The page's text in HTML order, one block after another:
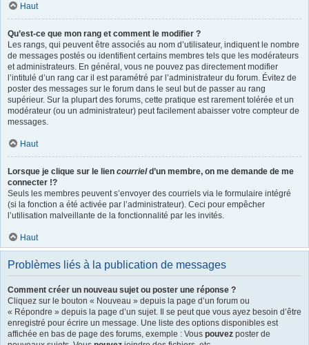
Haut
Qu’est-ce que mon rang et comment le modifier ?
Les rangs, qui peuvent être associés au nom d’utilisateur, indiquent le nombre
de messages postés ou identifient certains membres tels que les modérateurs
et administrateurs. En général, vous ne pouvez pas directement modifier
l’intitulé d’un rang car il est paramétré par l’administrateur du forum. Évitez de
poster des messages sur le forum dans le seul but de passer au rang
supérieur. Sur la plupart des forums, cette pratique est rarement tolérée et un
modérateur (ou un administrateur) peut facilement abaisser votre compteur de
messages.
Haut
Lorsque je clique sur le lien courrield’un membre, on me demande de me
connecter !?
Seuls les membres peuvent s’envoyer des courriels via le formulaire intégré
(si la fonction a été activée par l’administrateur). Ceci pour empêcher
l’utilisation malveillante de la fonctionnalité par les invités.
Haut
Problèmes liés à la publication de messages
Comment créer un nouveau sujet ou poster une réponse ?
Cliquez sur le bouton « Nouveau » depuis la page d’un forum ou
« Répondre » depuis la page d’un sujet. Il se peut que vous ayez besoin d’être
enregistré pour écrire un message. Une liste des options disponibles est
affichée en bas de page des forums, exemple : Vous pouvez poster de